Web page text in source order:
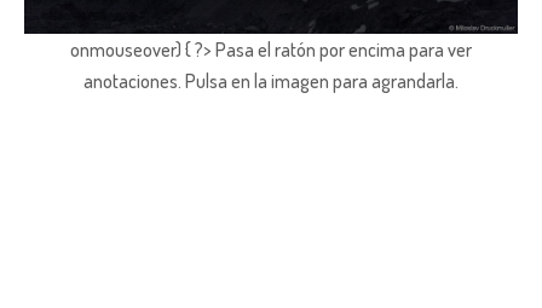
onmouseover) { ?> Pasa el ratón por encima para ver
anotaciones. Pulsa en la imagen para agrandarla.